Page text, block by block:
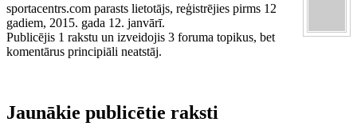
sportacentrs.com parasts lietotājs, reģistrējies pirms 12
gadiem, 2015. gada 12. janvārī.
Publicējis 1 rakstu un izveidojis 3 foruma topikus, bet
komentārus principiāli neatstāj.
Jaunākie publicētie raksti